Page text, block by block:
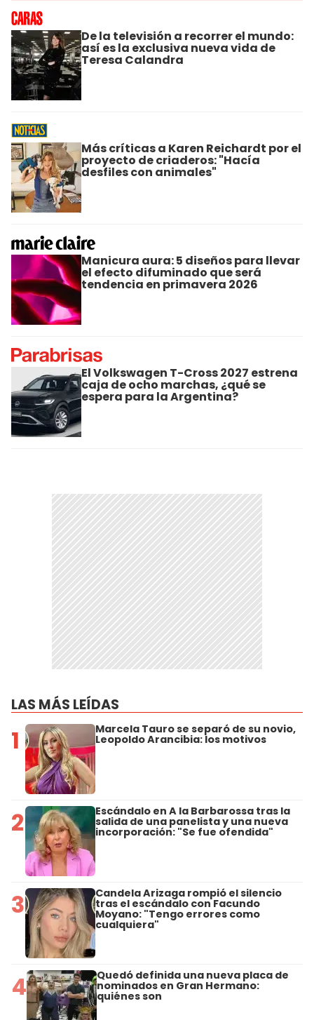
De la televisión a recorrer el mundo:
así es la exclusiva nueva vida de
Teresa Calandra
Más críticas a Karen Reichardt por el
proyecto de criaderos: "Hacía
desfiles con animales"
Manicura aura: 5 diseños para llevar
el efecto difuminado que será
tendencia en primavera 2026
El Volkswagen T-Cross 2027 estrena
caja de ocho marchas, ¿qué se
espera para la Argentina?
LAS MÁS LEÍDAS
1 Marcela Tauro se separó de su novio,
Leopoldo Arancibia: los motivos
2 Escándalo en A la Barbarossa tras la
salida de una panelista y una nueva
incorporación: "Se fue ofendida"
3 Candela Arizaga rompió el silencio
tras el escándalo con Facundo
Moyano: "Tengo errores como
cualquiera"
4 Quedó definida una nueva placa de
nominados en Gran Hermano:
quiénes son